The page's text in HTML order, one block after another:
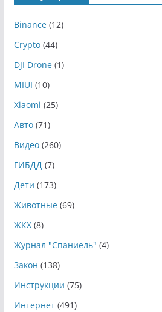
Binance(12)
Crypto(44)
DJI Drone(1)
MIUI (10)
Xiaomi (25)
Авто(71)
Видео(260)
ГИБДД(7)
Дети (173)
Животные(69)
ЖКХ(8)
Журнал "Спаниель" (4)
Закон (138)
Инструкции (75)
Интернет(491)